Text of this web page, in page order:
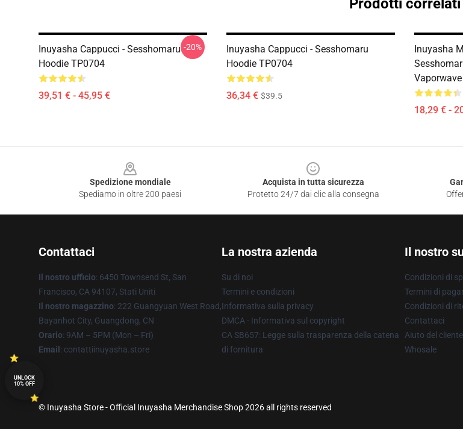
Prodotti correlati
Inuyasha Cappucci - Sesshomaru
Hoodie TP0704
39,51 € - 45,95 €
-20%
Inuyasha Cappucci - Sesshomaru
Hoodie TP0704
36,34 € $39.5
Inuyasha
18,29 € -
Spedizione mondiale
Spediamo in oltre 200 paesi
Acquista in tutta sicurezza
Protetto 24/7 dai clic alla consegna
Contattaci
Il nostro ufficio: 6450 Townsend St, San
Francisco, CA 94107, Stati Uniti
Il nostro magazzino: 222 Guangyuan West Road,
Bayanhot City, Guangdong, CN
Orario: 9AM – 5PM (Mon – Fri)
Email : contattiinuyasha.store
La nostra azienda
Su di noi
Termini e condizioni
Informativa sulla privacy
DMCA - Informativa sul copyright
CA SB657: Legge sulla trasparenza della catena
di fornitura
Il nostro
Condizioni di
Termini di
Condizioni di
Contattaci
Aiuto del
Whosale
© Inuyasha Store - Official Inuyasha Merchandise Shop 2026 all rights reserved
UNLOCK
10% OFF